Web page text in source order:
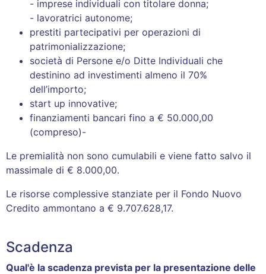
- imprese individuali con titolare donna;
- lavoratrici autonome;
prestiti partecipativi per operazioni di
patrimonializzazione;
società di Persone e/o Ditte Individuali che
destinino ad investimenti almeno il 70%
dell’importo;
start up innovative;
finanziamenti bancari fino a € 50.000,00
(compreso)-
Le premialità non sono cumulabili e viene fatto salvo il
massimale di € 8.000,00.
Le risorse complessive stanziate per il Fondo Nuovo
Credito ammontano a € 9.707.628,17.
Scadenza
Qual'è la scadenza prevista per la presentazione delle